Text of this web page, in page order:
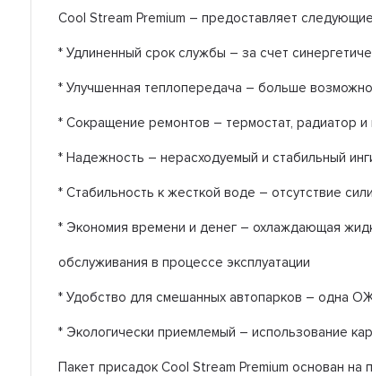
Cool Stream Premium – предоставляет
* Удлиненный срок службы – за счет
* Улучшенная теплопередача – больше
* Сокращение ремонтов – термостат, радиатор и
* Надежность – нерасходуемый и стабильный
* Стабильность к жесткой воде – отсутствие
* Экономия времени и денег – охлаждающая
обслуживания в процессе эксплуатации
* Удобство для смешанных автопарков – одна
* Экологически приемлемый – использование
Пакет присадок Cool Stream Premium основан